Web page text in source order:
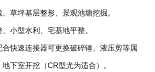
草坪基层整形、景观池塘挖掘。
、小型水利、宅基地平整。
合快速连接器可更换破碎锤、液压剪等属
下室开挖（CR型尤为适合）。